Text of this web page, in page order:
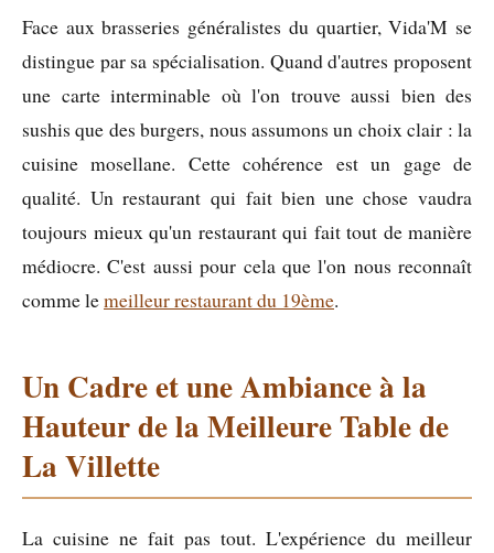
Face aux brasseries généralistes du quartier, Vida'M se
distingue par sa spécialisation. Quand d'autres proposent
une carte interminable où l'on trouve aussi bien des
sushis que des burgers, nous assumons un choix clair : la
cuisine mosellane. Cette cohérence est un gage de
qualité. Un restaurant qui fait bien une chose vaudra
toujours mieux qu'un restaurant qui fait tout de manière
médiocre. C'est aussi pour cela que l'on nous reconnaît
comme lemeilleur restaurant du 19ème.
Un Cadre et une Ambiance à la
Hauteur de la Meilleure Table de
La Villette
La cuisine ne fait pas tout. L'expérience du meilleur